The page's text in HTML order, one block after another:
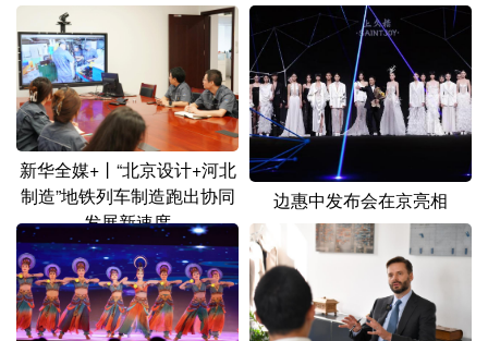
新华全媒+丨“北京设计+河北
制造”地铁列车制造跑出协同
发展新速度
边惠中发布会在京亮相